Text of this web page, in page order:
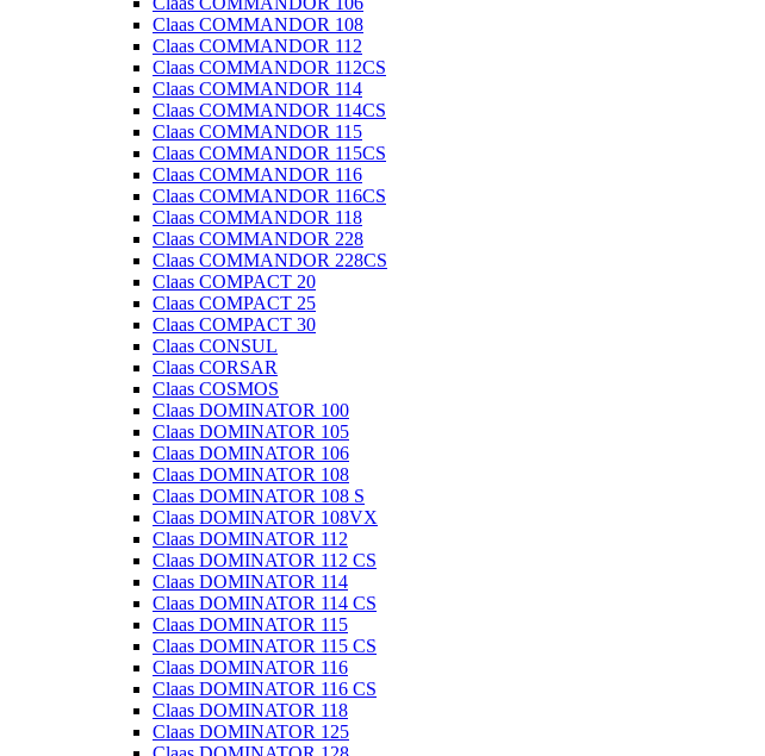
Claas COMMANDOR 108
Claas COMMANDOR 112
Claas COMMANDOR 112CS
Claas COMMANDOR 114
Claas COMMANDOR 114CS
Claas COMMANDOR 115
Claas COMMANDOR 115CS
Claas COMMANDOR 116
Claas COMMANDOR 116CS
Claas COMMANDOR 118
Claas COMMANDOR 228
Claas COMMANDOR 228CS
Claas COMPACT 20
Claas COMPACT 25
Claas COMPACT 30
Claas CONSUL
Claas CORSAR
Claas COSMOS
Claas DOMINATOR 100
Claas DOMINATOR 105
Claas DOMINATOR 106
Claas DOMINATOR 108
Claas DOMINATOR 108 S
Claas DOMINATOR 108VX
Claas DOMINATOR 112
Claas DOMINATOR 112 CS
Claas DOMINATOR 114
Claas DOMINATOR 114 CS
Claas DOMINATOR 115
Claas DOMINATOR 115 CS
Claas DOMINATOR 116
Claas DOMINATOR 116 CS
Claas DOMINATOR 118
Claas DOMINATOR 125